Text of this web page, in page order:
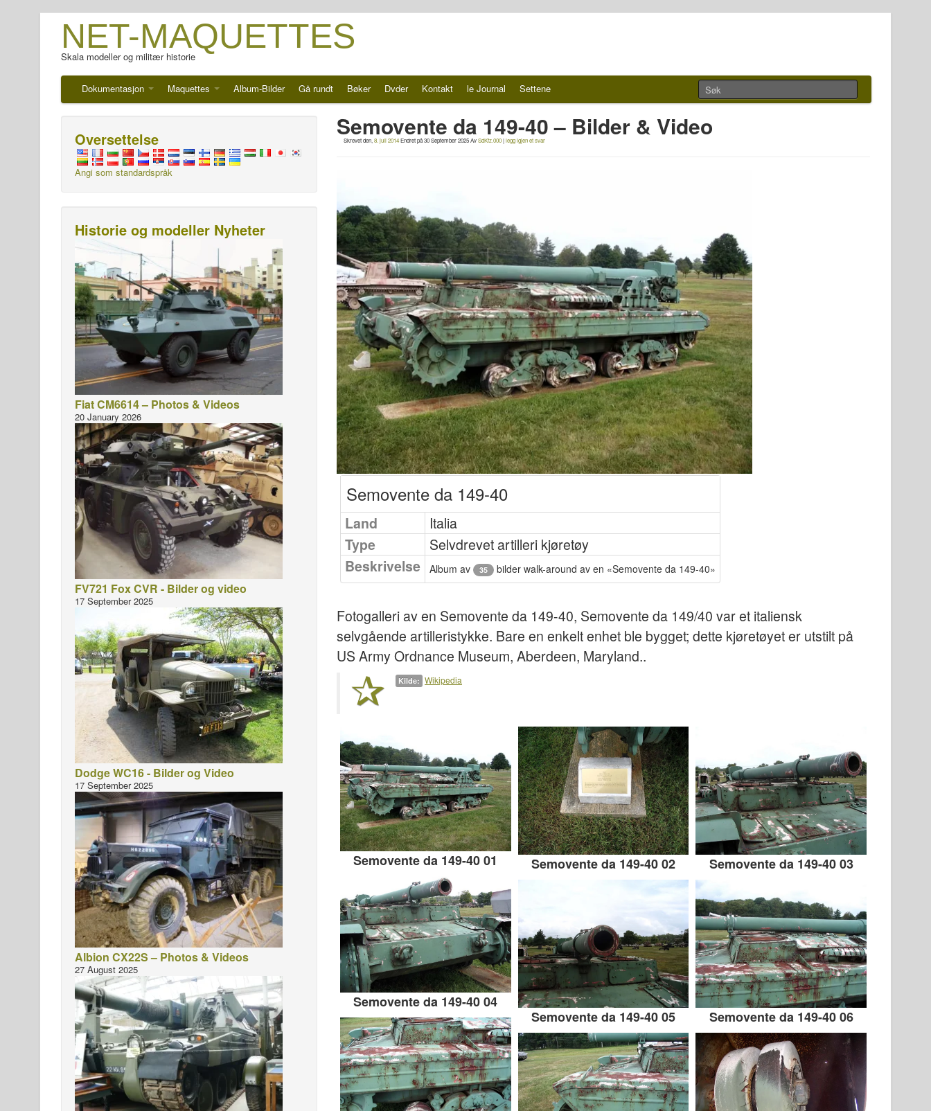
NET-MAQUETTES
Skala modeller og militær historie
Dokumentasjon Maquettes Album-Bilder Gå rundt Bøker Dvder Kontakt le Journal Settene
Semovente da 149-40 – Bilder & Video
Skrevet den, 8. juli 2014Endret på30 September 2025AvSdKfz.000|legg igjen et svar
Semovente da 149-40
Land
Italia
Type
Selvdrevet artilleri kjøretøy
Beskrivelse
Album av 35 bilder walk-around av en «Semovente da 149-40»
Fotogalleri av en Semovente da 149-40, Semovente da 149/40 var et italiensk
selvgående artilleristykke. Bare en enkelt enhet ble bygget; dette kjøretøyet er utstilt på
US Army Ordnance Museum, Aberdeen, Maryland..
Kilde: Wikipedia
Semovente da 149-40 01 Semovente da 149-40 02 Semovente da 149-40 03
Semovente da 149-40 04
Semovente da 149-40 05
Semovente da 149-40 06
Oversettelse
Angi som standardspråk
Historie og modeller Nyheter
Fiat CM6614 – Photos & Videos
20 January 2026
FV721 Fox CVR - Bilder og video
17 September 2025
Dodge WC16 - Bilder og Video
17 September 2025
Albion CX22S – Photos & Videos
27 August 2025